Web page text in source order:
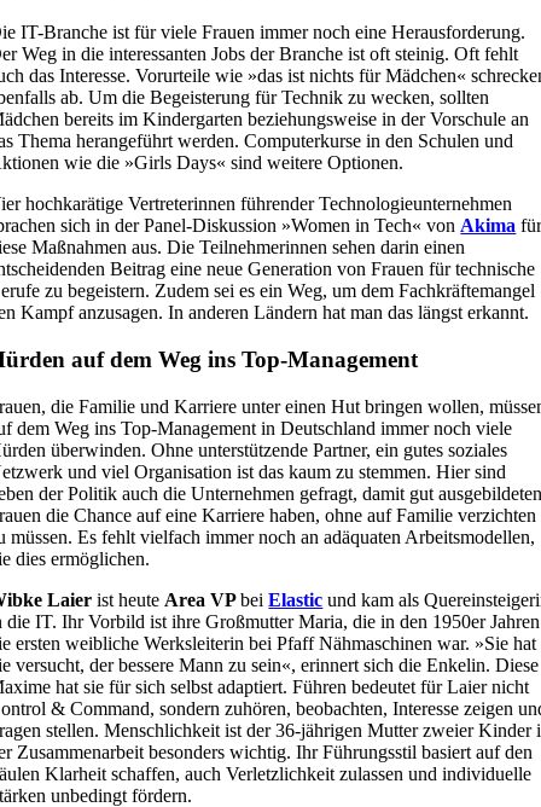
IT-Branche ist für viele Frauen immer noch eine Herausforderung.
Weg in die interessanten Jobs der Branche ist oft steinig. Oft fehlt
das Interesse. Vorurteile wie »das ist nichts für Mädchen«
ab. Um die Begeisterung für Technik zu wecken, sollten
bereits im Kindergarten beziehungsweise in der Vorschule an
Thema herangeführt werden. Computerkurse in den Schulen und
wie die »Girls Days« sind weitere Optionen.
hochkarätige Vertreterinnen führender Technologieunternehmen
sich in der Panel-Diskussion »Women in Tech« von Akima
Maßnahmen aus. Die Teilnehmerinnen sehen darin einen
Beitrag eine neue Generation von Frauen für technische
zu begeistern. Zudem sei es ein Weg, um dem Fachkräftemangel
Kampf anzusagen. In anderen Ländern hat man das längst erkannt.
auf dem Weg ins Top-Management
die Familie und Karriere unter einen Hut bringen wollen,
dem Weg ins Top-Management in Deutschland immer noch viele
überwinden. Ohne unterstützende Partner, ein gutes soziales
und viel Organisation ist das kaum zu stemmen. Hier sind
der Politik auch die Unternehmen gefragt, damit gut
die Chance auf eine Karriere haben, ohne auf Familie verzichten
müssen. Es fehlt vielfach immer noch an adäquaten Arbeitsmodellen,
dies ermöglichen.
Laier ist heute Area VPbeiElastic und kam als
die IT. Ihr Vorbild ist ihre Großmutter Maria, die in den 1950er Jahren
ersten weibliche Werksleiterin bei Pfaff Nähmaschinen war. »Sie hat
versucht, der bessere Mann zu sein«, erinnert sich die Enkelin. Diese
hat sie für sich selbst adaptiert. Führen bedeutet für Laier nicht
& Command, sondern zuhören, beobachten, Interesse zeigen
stellen. Menschlichkeit ist der 36-jährigen Mutter zweier Kinder
Zusammenarbeit besonders wichtig. Ihr Führungsstil basiert auf den
Klarheit schaffen, auch Verletzlichkeit zulassen und individuelle
unbedingt fördern.